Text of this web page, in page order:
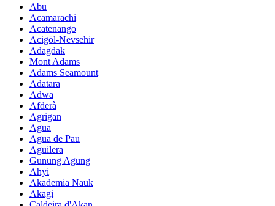
Abu
Acamarachi
Acatenango
Acigöl-Nevsehir
Adagdak
Mont Adams
Adams Seamount
Adatara
Adwa
Afderà
Agrigan
Agua
Agua de Pau
Aguilera
Gunung Agung
Ahyi
Akademia Nauk
Akagi